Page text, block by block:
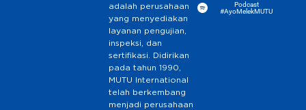
adalah perusahaan
yang menyediakan
layanan pengujian,
inspeksi, dan
sertifikasi. Didirikan
pada tahun 1990,
MUTU International
telah berkembang
menjadi perusahaan
Podcast
#AyoMelekMUTU